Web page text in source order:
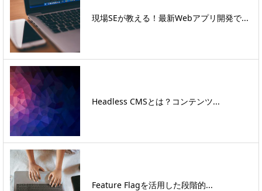
現場SEが教える！最新Webアプリ開発で...
Headless CMSとは？コンテンツ...
Feature Flagを活用した段階的...